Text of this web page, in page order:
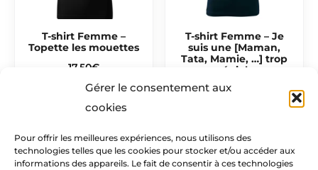
Gérer le consentement aux
cookies
Pour offrir les meilleures expériences, nous utilisons des
technologies telles que les cookies pour stocker et/ou accéder aux
informations des appareils. Le fait de consentir à ces technologies
T-shirt Femme –
Topette les mouettes
17,50€
T-shirt Femme – Je
suis une [Maman,
Tata, Mamie, …] trop
géniale
17,50
Mentions légales​